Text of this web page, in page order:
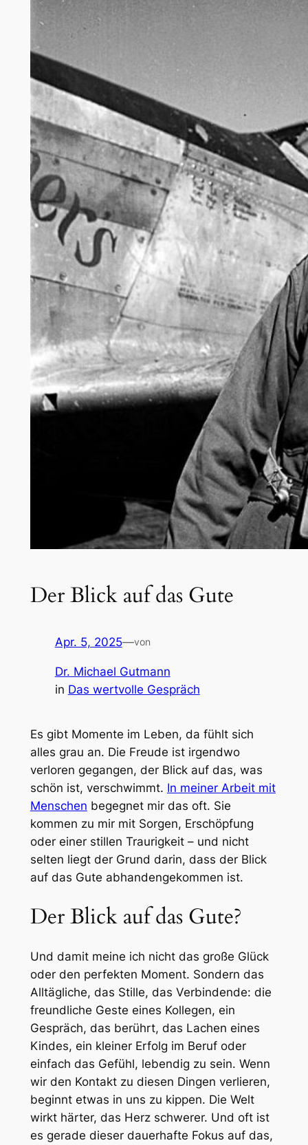
Der Blick auf das Gute
Apr. 5, 2025—von
Dr. Michael Gutmann
in Das wertvolle Gespräch
Es gibt Momente im Leben, da fühlt sich
alles grau an. Die Freude ist irgendwo
verloren gegangen, der Blick auf das, was
schön ist, verschwimmt. In meiner Arbeit mit
Menschen begegnet mir das oft. Sie
kommen zu mir mit Sorgen, Erschöpfung
oder einer stillen Traurigkeit – und nicht
selten liegt der Grund darin, dass der Blick
auf das Gute abhandengekommen ist.
Der Blick auf das Gute?
Und damit meine ich nicht das große Glück
oder den perfekten Moment. Sondern das
Alltägliche, das Stille, das Verbindende: die
freundliche Geste eines Kollegen, ein
Gespräch, das berührt, das Lachen eines
Kindes, ein kleiner Erfolg im Beruf oder
einfach das Gefühl, lebendig zu sein. Wenn
wir den Kontakt zu diesen Dingen verlieren,
beginnt etwas in uns zu kippen. Die Welt
wirkt härter, das Herz schwerer. Und oft ist
es gerade dieser dauerhafte Fokus auf das,